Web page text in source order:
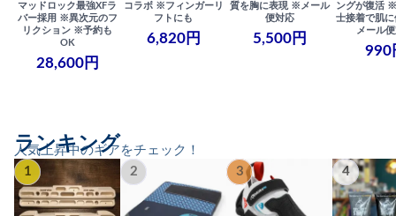
マッドロック最強XFラ
バー採用 ※異次元のフ
リクション ※予約も
OK
28,600円
コラボ ※フィンガーリ
フトにも
6,820円
質を胸に表現 ※メール
便対応
5,500円
ングが復活
士接着で肌
メール
990
人気上昇中のギアをチェック！
ランキング
1 2 3 4